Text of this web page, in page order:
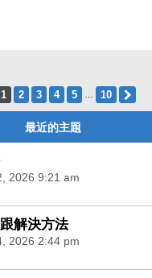
1 頁 (共 頁)
1 2 3 4 5 10
最近的主題
2026 9:21 am
解決方法
2026 2:44 pm